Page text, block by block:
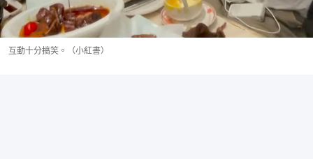
互動十分搞笑。（小紅書）